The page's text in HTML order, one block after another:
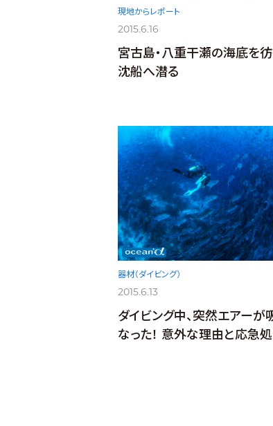
現地からレポート
2015.6.16
宮古島・八重干瀬の海底を
沈船へ潜る
器材（ダイビング）
2015.6.13
ダイビング中、突然エアーが
なった！ 意外な理由と応急